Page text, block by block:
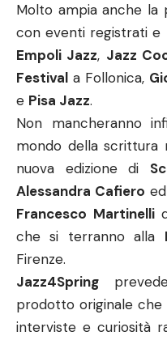
Molto ampia anche la
con eventi registrati e
Empoli Jazz, Jazz
Festival a Follonica,
e Pisa Jazz.
Non mancheranno
mondo della scrittura
nuova edizione di
Alessandra Cafiero
Francesco Martinelli
che si terranno alla
Firenze.
Jazz4Spring
prodotto originale che
interviste e curiosità